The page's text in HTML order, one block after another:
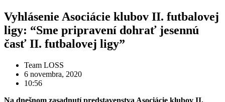
Vyhlásenie Asociácie klubov II. futbalovej
ligy: “Sme pripravení dohrať jesennú
časť II. futbalovej ligy”
Team LOSS
6 novembra, 2020
10:56
Na dnešnom zasadnutí predstavenstva Asociácie klubov II.